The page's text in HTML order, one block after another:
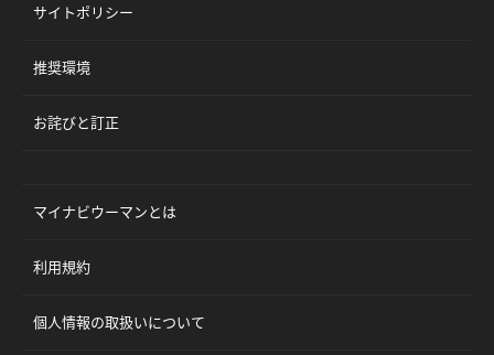
サイトポリシー
推奨環境
お詫びと訂正
マイナビウーマンとは
利用規約
個人情報の取扱いについて